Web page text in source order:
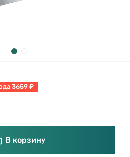
3659 ₽
В корзину